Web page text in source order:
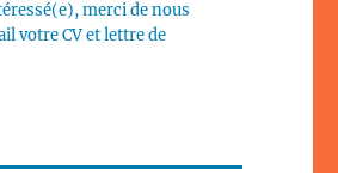
merci de nous
votre CV et lettre de